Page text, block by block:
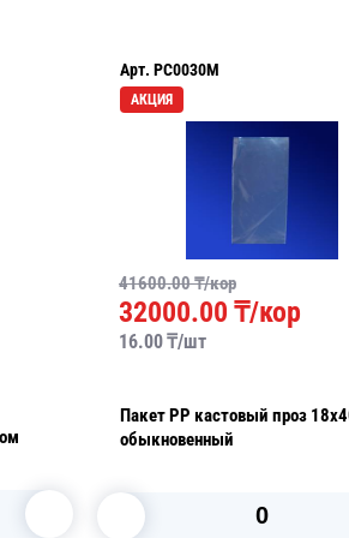
Арт. PC0030M
АКЦИЯ
41600.00₸/кор
32000.00 ₸/кор
16.00₸/шт
Пакет РР кастовый проз
обыкновенный